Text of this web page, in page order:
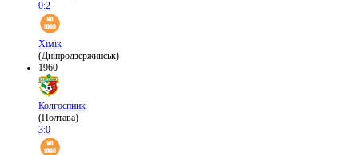
0:2
Хімік
(Дніпродзержинськ)
1960
Колгоспник
(Полтава)
3:0